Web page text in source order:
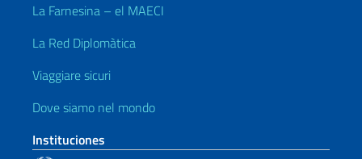
La Farnesina – el MAECI
La Red Diplomàtica
Viaggiare sicuri
Dove siamo nel mondo
Instituciones